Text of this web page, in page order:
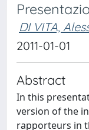
DI VITA,
2011-01-01
Abstract
In this
version of the
rapporteurs in